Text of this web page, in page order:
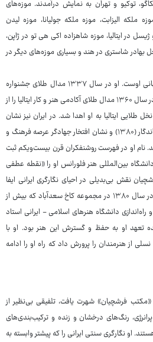
توکیو و تهران به نمایش درآمدند. موزه‌های
ملکه الیزابت، موزه ملکه جولیانا، موزه لیدن
در ایتالیا، موزه شاهزاده اکی هی تو در ژاپن،
بهادر شاستری در هند و بسیاری موزه‌های دیگر در
افتخارات فرشچیان گواهی بر تاثیر جهانی اوست. او در سال ۱۳۳۷ مدال طلای جشنواره
بین‌المللی هنر بلژیک را دریافت کرد، در سال ۱۳۶۰ مدال طلای آکادمی هنر و کار ایتالیا را از
و در سال ۱۳۶۳ نشان نخل طلایی ایتالیا به او اهدا شد. در ایران نیز نشان
درجه یک هنر (۱۳۷۲)، عنوان چهره ماندگار (۱۳۸۰) و نشان افتخار جهادگر عرصه فرهنگ و
بودند. نام او در فهرست روشنفکران قرن بیست‌ویکم ثبت
بین‌المللی هنر فلورانس او را «نقطه عطفی
نقش بی‌بدیلی در احیای نگارگری ایرانی ایفا
کرد. تاسیس موزه محمود فرشچیان در سال ۱۳۸۰ در مجموعه کاخ سعدآباد که بیش از
راه‌اندازی دانشگاه هنرهای اسلامی - ایرانی استاد
۱۳۹۷، نشان‌دهنده تعهد او به حفظ و گسترش این هنر بود. او با
از هنرمندان را پرورش داد که راه او را ادامه
فرشچیان» شهرت یافت، تلفیقی بی‌نظیر از
رنگ‌های درخشان و زنده و ترکیب‌بندی‌های
او نگارگری سنتی ایرانی را که پیشتر وابسته به